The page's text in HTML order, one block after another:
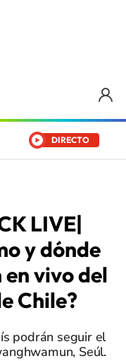
DIRECTO
LIVE|
y dónde
vivo del
Chile?
podrán seguir el
Seúl.